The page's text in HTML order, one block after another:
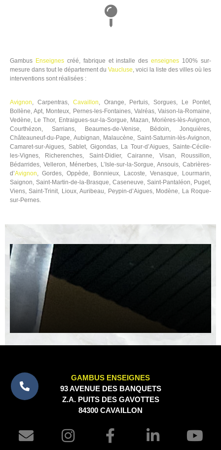
Gambus Enseignescréé, fabrique et installe desenseignes 100% sur-
mesure dans tout le département du Vaucluse, voici la liste des villes où les
interventions sont réalisées :
Avignon, Carpentras, Cavaillon, Orange, Pertuis, Sorgues, Le Pontet,
Bollène, Apt, Monteux, Pernes-les-Fontaines, Valréas, Vaison-la-Romaine,
Vedène, Le Thor, Entraigues-sur-la-Sorgue, Mazan, Morières-lès-Avignon,
Courthézon, Sarrians, Beaumes-de-Venise, Bédoin, Jonquières,
Châteauneuf-du-Pape, Aubignan, Malaucène, Saint-Saturnin-lès-Avignon,
Camaret-sur-Aigues, Sablet, Gigondas, La Tour-d’Aigues, Sainte-Cécile-
les-Vignes, Richerenches, Saint-Didier, Cairanne, Visan, Roussillon,
Bédarrides, Velleron, Ménerbes, L’Isle-sur-la-Sorgue, Ansouis, Cabrières-
d’Avignon, Gordes, Oppède, Bonnieux, Lacoste, Venasque, Lourmarin,
Saignon, Saint-Martin-de-la-Brasque, Caseneuve, Saint-Pantaléon, Puget,
Viens, Saint-Trinit, Lioux, Auribeau, Peypin-d’Aigues, Modène, La Roque-
sur-Pernes.
GAMBUS ENSEIGNES
93 AVENUE DES BANQUETS
Z.A. PUITS DES GAVOTTES
84300 CAVAILLON